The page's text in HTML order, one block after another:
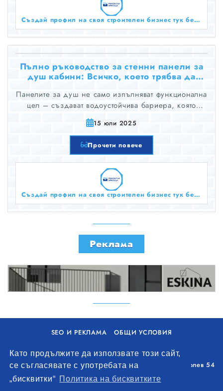
Като продължите да използвате този сайт,
се съгласявате с употребата на
„бисквитки“ Политика на бисквитките
Създай профил на своя строителен бизнес тук безплатно!
Пълно ръководство за стенни панели за
душ кабини: Всичко, което трябва да
Панелите за душ не само изпълняват функционална
цел – създават водоустойчива бариера, която
предпазва стените ви от влага – но и играят
ключова роля в определянето на цялостната
естетика на вашата баня.
15 юли 2025
Прочети повече
Създай профил на своя строителен бизнес тук безплатно!
Реклама
SEO И РЕКЛАМА
ОБЩИ УСЛОВИЯ
Уолоу Интернешънъл ЕООД, гр. Варна, бул. Генерал Колев 54
+359 893 621 112
office@remontna-brigada.com